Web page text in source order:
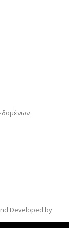
Developed by